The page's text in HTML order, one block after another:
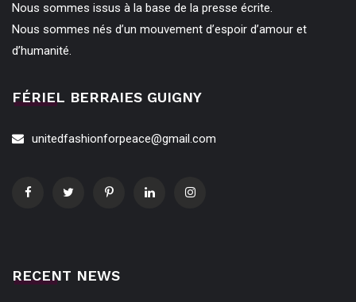
Nous sommes issus à la base de la presse écrite.
Nous sommes nés d’un mouvement d’espoir d’amour et
d’humanité.
FÉRIEL BERRAIES GUIGNY
unitedfashionforpeace@gmail.com
RECENT NEWS